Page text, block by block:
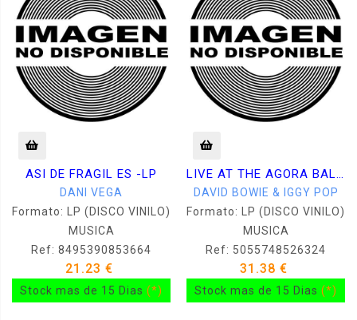
ASI DE FRAGIL ES -LP
DANI VEGA
Formato: LP (DISCO VINILO)
MUSICA
Ref: 8495390853664
21.23 €
Stock mas de 15 Dias (*)
LIVE AT THE AGORA BALLROOM 1977 (NUM. LIM. EDI. COLOR AZUL) -2LP
DAVID BOWIE & IGGY POP
Formato: LP (DISCO VINILO)
MUSICA
Ref: 5055748526324
31.38 €
Stock mas de 15 Dias (*)